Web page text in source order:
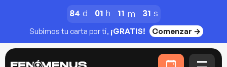
84 01 11 31
Subimos tu carta por ti, ¡GRATIS! Comenzar →